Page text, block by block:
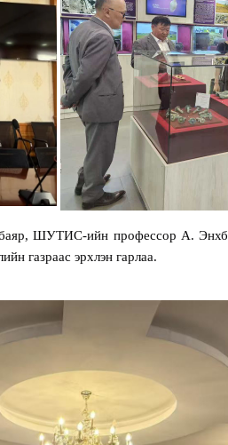
ШУТИС-ийн профессор А.
газраас эрхлэн гарлаа.